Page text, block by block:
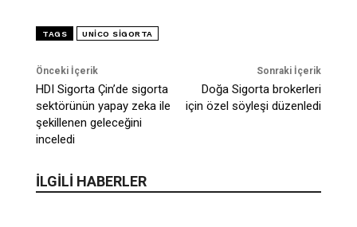
TAGS UNICO SIGORTA
Önceki İçerik
HDI Sigorta Çin’de sigorta
sektörünün yapay zeka ile
şekillenen geleceğini
inceledi
Sonraki İçerik
Doğa Sigorta brokerleri
için özel söyleşi düzenledi
İLGİLİ HABERLER